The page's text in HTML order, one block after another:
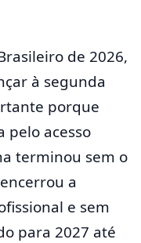
de 2026,
à segunda
porque
pelo acesso
terminou sem o
a
e sem
para 2027 até